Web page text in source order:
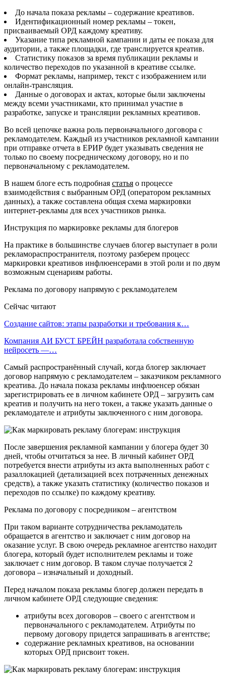
До начала показа рекламы – содержание креативов.
Идентификационный номер рекламы – токен,
присваиваемый ОРД каждому креативу.
Указание типа рекламной кампании и даты ее показа для
аудитории, а также площадки, где транслируется креатив.
Статистику показов за время публикации рекламы и
количество переходов по указанной в креативе ссылке.
Формат рекламы, например, текст с изображением или
онлайн-трансляция.
Данные о договорах и актах, которые были заключены
между всеми участниками, кто принимал участие в
разработке, запуске и трансляции рекламных креативов.
Во всей цепочке важна роль первоначального договора с
рекламодателем. Каждый из участников рекламной кампании
при отправке отчета в ЕРИР будет указывать сведения не
только по своему посредническому договору, но и по
первоначальному с рекламодателем.
В нашем блоге есть подробная статья о процессе
взаимодействия с выбранным ОРД (оператором рекламных
данных), а также составлена общая схема маркировки
интернет-рекламы для всех участников рынка.
Инструкция по маркировке рекламы для блогеров
На практике в большинстве случаев блогер выступает в роли
рекламораспространителя, поэтому разберем процесс
маркировки креативов инфлюенсерами в этой роли и по двум
возможным сценариям работы.
Реклама по договору напрямую с рекламодателем
Сейчас читают
Создание сайтов: этапы разработки и требования к…
Компания АИ БУСТ БРЕЙН разработала собственную
нейросеть —…
Самый распространённый случай, когда блогер заключает
договор напрямую с рекламодателем – заказчиком рекламного
креатива. До начала показа рекламы инфлюенсер обязан
зарегистрировать ее в личном кабинете ОРД – загрузить сам
креатив и получить на него токен, а также указать данные о
рекламодателе и атрибуты заключенного с ним договора.
После завершения рекламной кампании у блогера будет 30
дней, чтобы отчитаться за нее. В личный кабинет ОРД
потребуется внести атрибуты из акта выполненных работ с
разаллокацией (детализацией всех потраченных денежных
средств), а также указать статистику (количество показов и
переходов по ссылке) по каждому креативу.
Реклама по договору с посредником – агентством
При таком варианте сотрудничества рекламодатель
обращается в агентство и заключает с ним договор на
оказание услуг. В свою очередь рекламное агентство находит
блогера, который будет исполнителем рекламы и тоже
заключает с ним договор. В таком случае получается 2
договора – изначальный и доходный.
Перед началом показа рекламы блогер должен передать в
личном кабинете ОРД следующие сведения:
атрибуты всех договоров – своего с агентством и
первоначального с рекламодателем. Атрибуты по
первому договору придется запрашивать в агентстве;
содержание рекламных креативов, на основании
которых ОРД присвоит токен.